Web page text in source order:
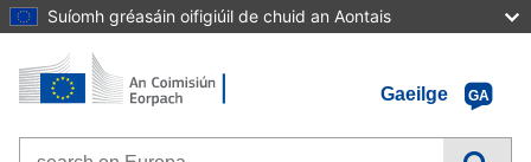
Suíomh gréasáin oifigiúil de chuid an Aontais
Téigh chuig inneachar
Baile - An Coimisiún Eorpach
Gaeilge
GA
Search on Europa websites